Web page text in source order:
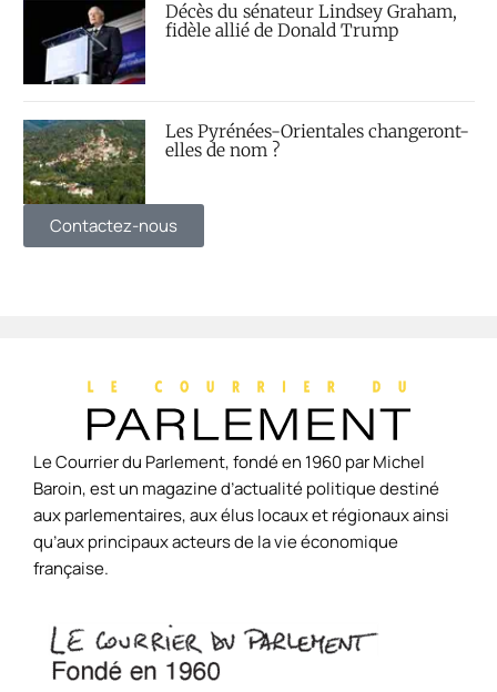
Décès du sénateur Lindsey Graham,
fidèle allié de Donald Trump
Les Pyrénées-Orientales changeront-
elles de nom ?
Contactez-nous
Le Courrier du Parlement, fondé en 1960 par Michel
Baroin, est un magazine d’actualité politique destiné
aux parlementaires, aux élus locaux et régionaux ainsi
qu’aux principaux acteurs de la vie économique
française.